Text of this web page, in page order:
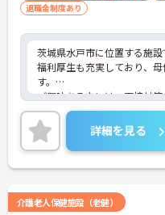
退職金制度あり
茨城県水戸市に位置する施設
福利厚生も充実しており、
す。
ご興味ある方には、面接対
詳細をお話しいたしますの
い。
詳細を見る
介護老人保健施設（老健）